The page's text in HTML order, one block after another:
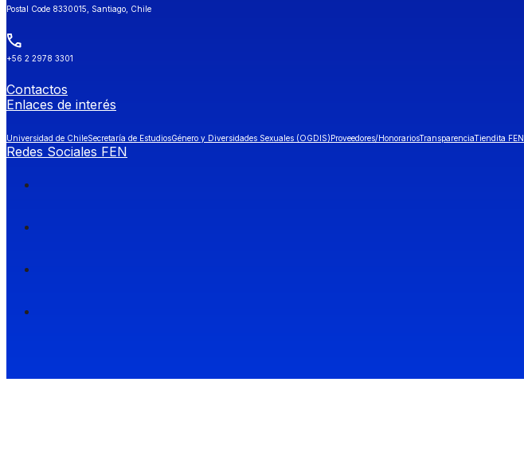
Postal Code 8330015, Santiago, Chile
+56 2 2978 3301
Contactos
Enlaces de interés
Universidad de ChileSecretaría de EstudiosGénero y Diversidades Sexuales (OGDIS)Proveedores/HonorariosTransparenciaTiendita FEN
Redes Sociales FEN